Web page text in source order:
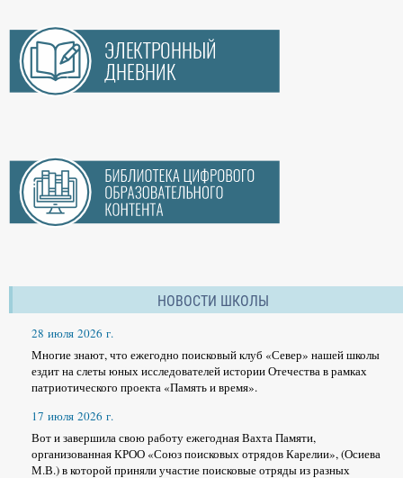
НОВОСТИ ШКОЛЫ
28 июля 2026 г.
Многие знают, что ежегодно поисковый клуб «Север» нашей школы
ездит на слеты юных исследователей истории Отечества в рамках
патриотического проекта «Память и время».
17 июля 2026 г.
Вот и завершила свою работу ежегодная Вахта Памяти,
организованная КРОО «Союз поисковых отрядов Карелии», (Осиева
М.В.) в которой приняли участие поисковые отряды из разных